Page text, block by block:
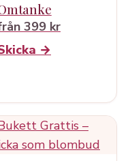
399 kr
→